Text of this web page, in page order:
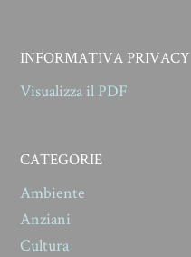
INFORMATIVA PRIVACY
Visualizza il PDF
CATEGORIE
Ambiente
Anziani
Cultura